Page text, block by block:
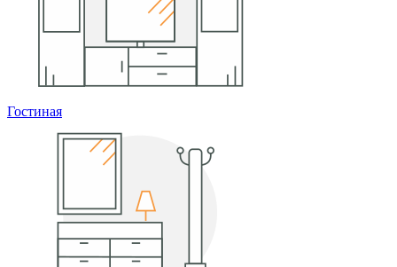
Гостиная